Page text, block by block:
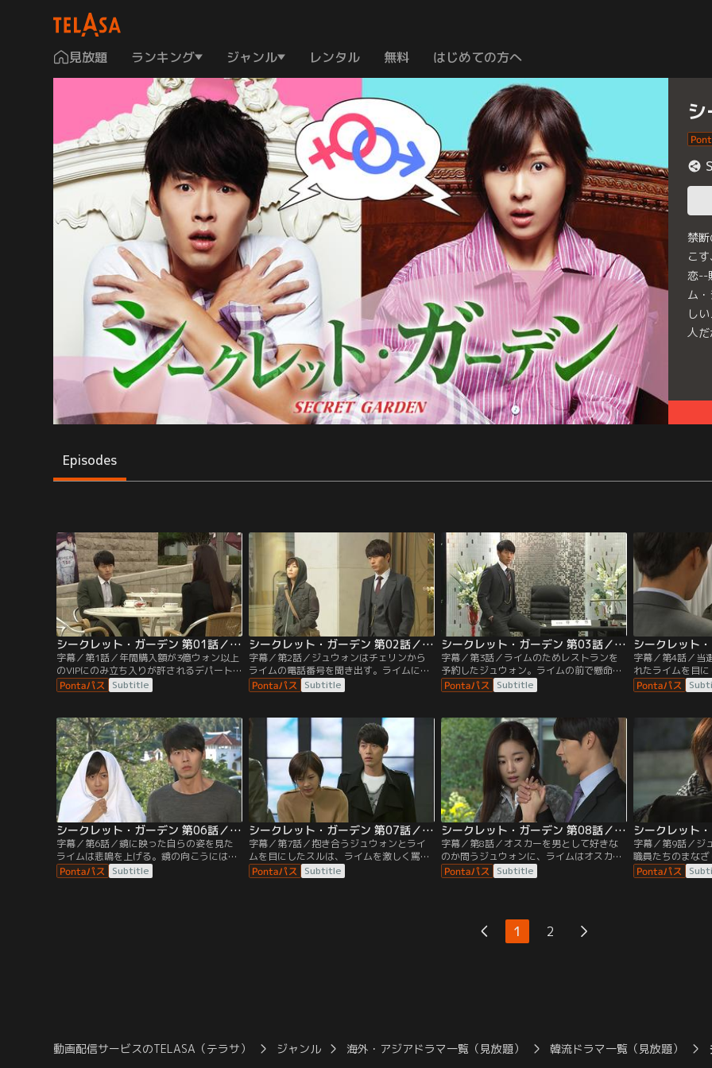
見放題 ランキング ジャンル レンタル 無料 はじめての方へ
禁
こ
恋--
ム
し
人
Episodes
シークレット・ガーデン 第01話／字幕
字幕／第1話／年間購入額が3億ウォン以上
のVIPにのみ立ち入りが許されるデパート
のラウンジに場違いないでたちのライムが
現れる。そんなライムを目にしたスルは、
が…。
Subtitle
シークレット・ガーデン 第02話／字幕
字幕／第2話／ジュウォンはチェリンから
ライムの電話番号を聞き出す。ライムに電
話をかけ会おうとするジュウォンだが、ラ
イムの反応はそっけない。
Subtitle
シークレット・ガーデン 第03話／字幕
字幕／第3話／ライムのためレストランを
予約したジュウォン。ライムの前で懸命に
格好をつけてみるものの、ライムは興味を
示さない。それどころか、アクションスク
る。
Subtitle
字幕／第4話／当
れたライムを目
一気に冷ややか
魅了した女のプ
シークレット・ガーデン 第06話／字幕
字幕／第6話／鏡に映った自らの姿を見た
ライムは悲鳴を上げる。鏡の向こうにはジ
ュウォンの顔があったのだ。ジュウォンも
またライムに変貌した自らに驚き、ライム
Subtitle
シークレット・ガーデン 第07話／字幕
字幕／第7話／抱き合うジュウォンとライ
ムを目にしたスルは、ライムを激しく罵倒
する一方でジュウォンのことはかばう。ジ
ュウォンとライムの魂が入れ替わったこと
Subtitle
シークレット・ガーデン 第08話／字幕
字幕／第8話／オスカーを男として好きな
のか問うジュウォンに、ライムはオスカー
の歌が痛み止めのようであり、初めて魂が
入れ替わったことを幸いだと思えたと答え
Subtitle
字幕／第9話／ジ
職員たちのまな
ヨンがジュウォ
が、ジュウォン
1 2
動画配信サービスのTELASA（テラサ） ジャンル 海外・アジアドラマ一覧（見放題） 韓流ドラマ一覧（見放題）